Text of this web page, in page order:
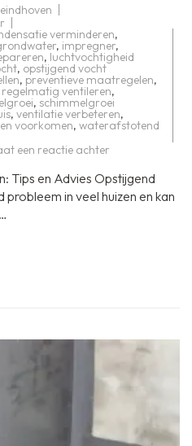
verminderen,
, impregner,
, luchtvochtigheid
, opstijgend vocht
, preventieve maatregelen,
regelmatig ventileren,
, schimmelgroei
, ventilatie verbeteren,
voorkomen, waterafstotend
een reactie achter
van
Opstijgend
Vocht:
Tips
Tips en Advies Opstijgend
in veel huizen en kan